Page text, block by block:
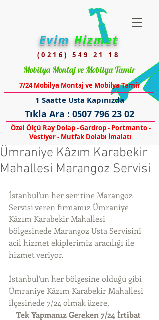
EvimHizmet
(0216) 549 21 18
Mobilya Montaj ve Mobilya Tamir
7/24 Mobilya Montaj ve Mobilya Tamir
1 Saatte Usta Kapınızda
Tıkla Ara : 0507 796 23 02
Özel Ölçü Ray Dolap - Gardrop - Portmanto -
Vestiyer - Mutfak Dolabı İmalatı
Ümraniye Kâzım Karabekir
Mahallesi Marangoz Servisi
İstanbul'un her semtine Marangoz
Servisi veren firmamız Ümraniye
Kâzım Karabekir Mahallesi
bölgesinede Marangoz Usta Servisini
acil hizmet ekiplerimiz aracılığı ile
hizmet veriyor.
İstanbul'un her bölgesine olduğu gibi
Ümraniye Kâzım Karabekir Mahallesi
ilçesinede 7/24 olmak üzere,
Tek Yapmanız Gereken 7/24 İrtibat